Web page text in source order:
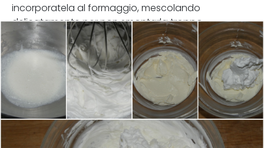
incorporatela al formaggio, mescolando
delicatamente per non smontarla troppo.